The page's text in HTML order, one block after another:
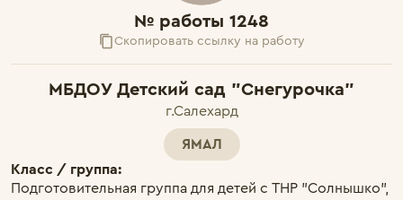
№ работы 1248
Скопировать ссылку на работу
МБДОУ Детский сад "Снегурочка"
г.Салехард
ЯМАЛ
Класс / группа:
Подготовительная группа для детей с ТНР "Солнышко",